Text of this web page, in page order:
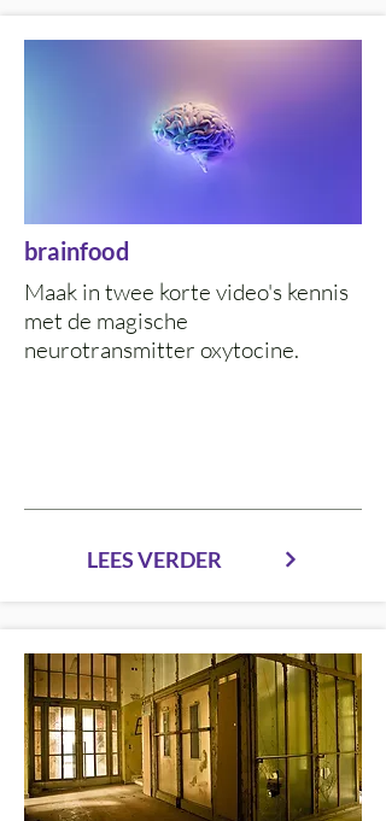
brainfood
Maak in twee korte video's kennis
met de magische
neurotransmitter oxytocine.
LEES VERDER